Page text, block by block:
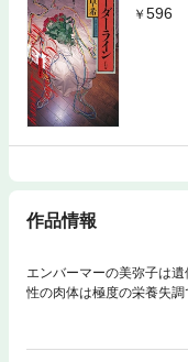
596
作品情報
エンバーマーの美弥子は
性の肉体は極度の栄養失
弥子の許に運ばれた遺体
のボイラーの隙間に挟ま
変死体を繋ぐものは何か